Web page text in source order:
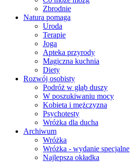
Zbrodnie
Natura pomaga
Uroda
Terapie
Joga
Apteka przyrody
Magiczna kuchnia
Diety
Rozwój osobisty
Podróż w głąb duszy
W poszukiwaniu mocy
Kobieta i mężczyzna
Psychotesty
Wróżka dla ducha
Archiwum
Wróżka
Wróżka - wydanie specjalne
Najlepsza okładka